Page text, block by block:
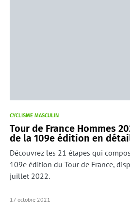
CYCLISME MASCULIN
Tour de France Hommes
de la 109e édition en
Découvrez les 21 étapes qui
109e édition du Tour de France,
juillet 2022.
17 octobre 2021